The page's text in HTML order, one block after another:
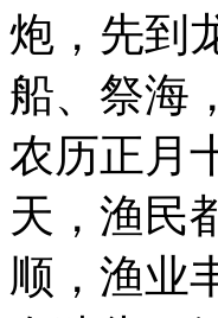
炮，先到
船、祭
农历正月
天，渔民
顺，渔业